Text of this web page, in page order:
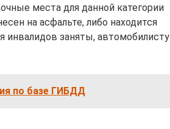
места для данной категории
на асфальте, либо находится
инвалидов заняты, автомобилисту
по базе ГИБДД